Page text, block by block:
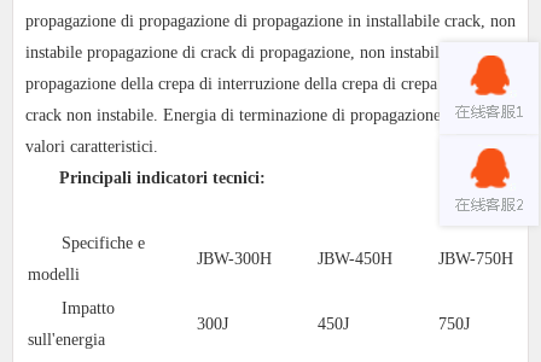
propagazione di propagazione di propagazione in installabile crack, non
instabile propagazione di crack di propagazione, non instabile
propagazione della crepa di interruzione della crepa di crepa di crack di
crack non instabile. Energia di terminazione di propagazione e altri
valori caratteristici.
Principali indicatori tecnici:
Specifiche e
modelli
JBW-300H JBW-450H JBW-750H
Impatto
sull'energia
300J 450J 750J